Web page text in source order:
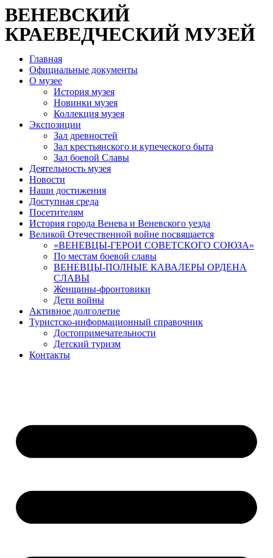
ВЕНЕВСКИЙ
КРАЕВЕДЧЕСКИЙ МУЗЕЙ
Главная
Официальные документы
О музее
История музея
Новинки музея
Коллекция музея
Экспозиции
Зал древностей
Зал крестьянского и купеческого быта
Зал боевой Славы
Деятельность музея
Новости
Наши достижения
Доступная среда
Посетителям
История города Венева и Веневского уезда
Великой Отечественной войне посвящается
«ВЕНЕВЦЫ-ГЕРОИ СОВЕТСКОГО СОЮЗА»
По местам боевой славы
ВЕНЕВЦЫ-ПОЛНЫЕ КАВАЛЕРЫ ОРДЕНА
СЛАВЫ
Женщины-фронтовики
Дети войны
Активное долголетие
Туристско-информационный справочник
Достопримечательности
Детский туризм
Контакты